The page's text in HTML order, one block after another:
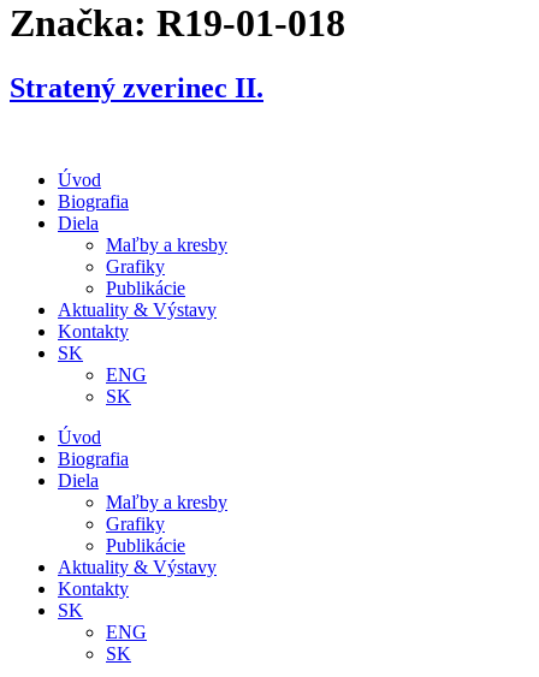
Značka: R19-01-018
Stratený zverinec II.
Úvod
Biografia
Diela
Maľby a kresby
Grafiky
Publikácie
Aktuality & Výstavy
Kontakty
SK
ENG
SK
Úvod
Biografia
Diela
Maľby a kresby
Grafiky
Publikácie
Aktuality & Výstavy
Kontakty
SK
ENG
SK